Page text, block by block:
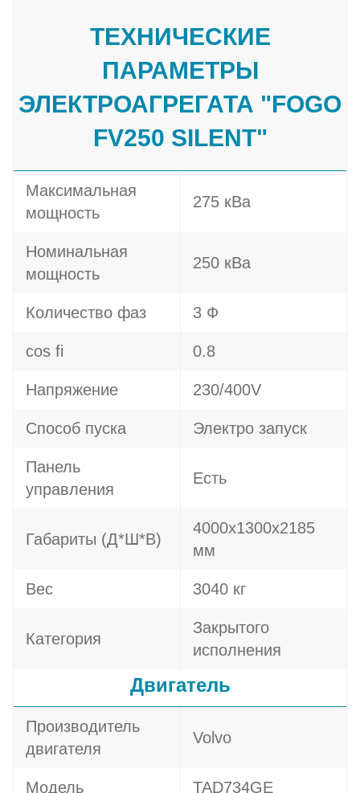
ТЕХНИЧЕСКИЕ
ПАРАМЕТРЫ
ЭЛЕКТРОАГРЕГАТА "FOGO
FV250 SILENT"
Максимальная
мощность
275 кВа
Номинальная
мощность
250 кВа
Количество фаз 3 Ф
cos fi 0.8
Напряжение 230/400V
Способ пуска Электро запуск
Панель
управления
Есть
Габариты (Д*Ш*В)
4000х1300х2185
мм
Вес 3040 кг
Категория
Закрытого
исполнения
Двигатель
Производитель
двигателя
Volvo
Модель TAD734GE